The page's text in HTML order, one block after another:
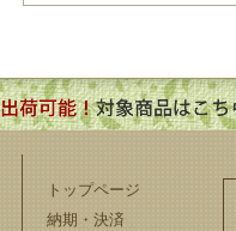
トップページ
納期・決済